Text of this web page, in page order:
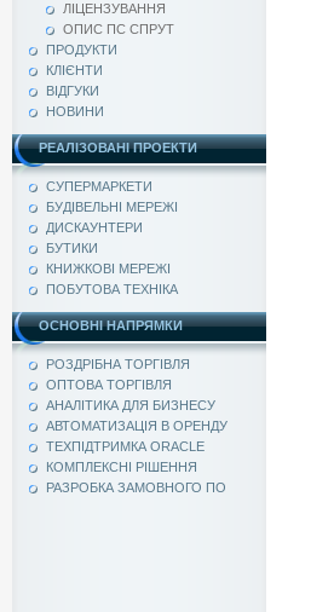
ЛІЦЕНЗУВАННЯ
ОПИС ПС СПРУТ
ПРОДУКТИ
КЛІЄНТИ
ВІДГУКИ
НОВИНИ
РЕАЛІЗОВАНІ ПРОЕКТИ
СУПЕРМАРКЕТИ
БУДІВЕЛЬНІ МЕРЕЖІ
ДИСКАУНТЕРИ
БУТИКИ
КНИЖКОВІ МЕРЕЖІ
ПОБУТОВА ТЕХНІКА
ОСНОВНІ НАПРЯМКИ
РОЗДРІБНА ТОРГІВЛЯ
ОПТОВА ТОРГІВЛЯ
АНАЛІТИКА ДЛЯ БИЗНЕСУ
АВТОМАТИЗАЦІЯ В ОРЕНДУ
ТЕХПІДТРИМКА ORACLE
КОМПЛЕКСНІ РІШЕННЯ
РАЗРОБКА ЗАМОВНОГО ПО